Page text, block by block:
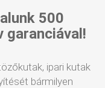
500
garanciával!
ipari kutak
bármilyen